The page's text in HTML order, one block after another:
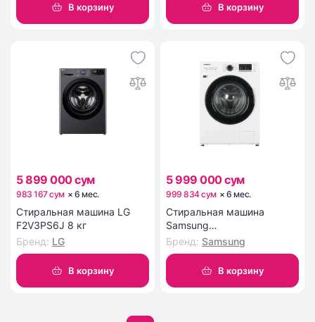
В корзину В корзину
5 899 000 сум
983 167 сум ×6 мес.
Стиральная машина LG
F2V3PS6J 8 кг
Бренд: LG
В корзину
5 999 000 сум
999 834 сум ×6 мес.
Стиральная машина
Samsung
WW80AGAS22AELD
Бренд: Samsung
В корзину